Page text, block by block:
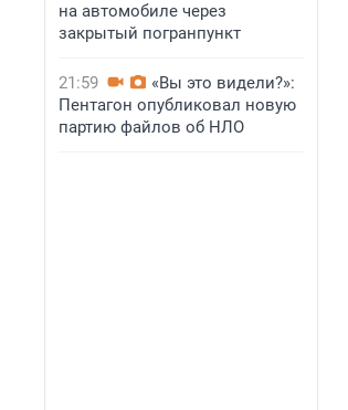
на автомобиле через
закрытый погранпункт
21:59
«Вы это видели?»:
Пентагон опубликовал новую
партию файлов об НЛО